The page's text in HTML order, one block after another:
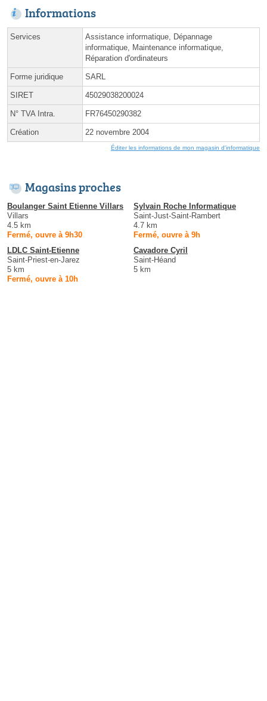
Informations
Services
Assistance informatique, Dépannage
informatique, Maintenance informatique,
Réparation d'ordinateurs
Forme juridique SARL
SIRET 45029038200024
N° TVA Intra. FR76450290382
Création 22 novembre 2004
Éditer les informations de mon magasin d'informatique
Magasins proches
Boulanger Saint Etienne Villars
Villars
4.5 km
Fermé, ouvre à 9h30
Sylvain Roche Informatique
Saint-Just-Saint-Rambert
4.7 km
Fermé, ouvre à 9h
LDLC Saint-Etienne
Saint-Priest-en-Jarez
5 km
Fermé, ouvre à 10h
Cavadore Cyril
Saint-Héand
5 km